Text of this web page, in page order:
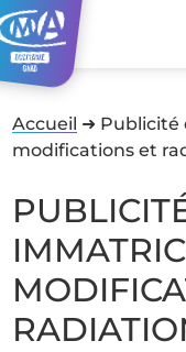
Accueil ➜ Publicité
modifications et